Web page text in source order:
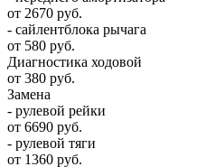
от 2670 руб.
- сайлентблока рычага
от 580 руб.
Диагностика ходовой
от 380 руб.
Замена
- рулевой рейки
от 6690 руб.
- рулевой тяги
от 1360 руб.